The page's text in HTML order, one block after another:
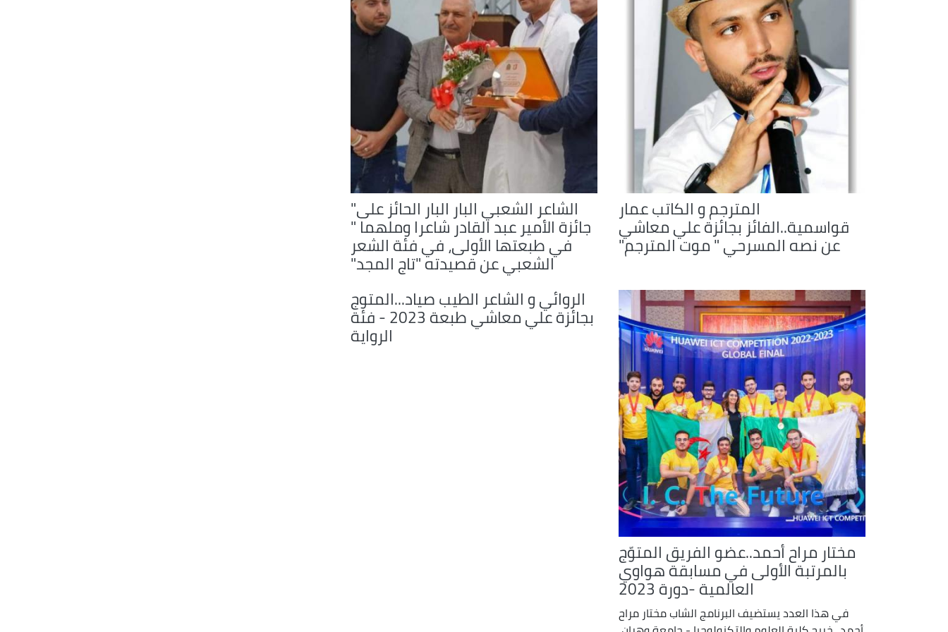
decrease
volume.
المترجم و الكاتب عمار
قواسمية..الفائز بجائزة علي معاشي
عن نصه المسرحي " موت المترجم"
الشاعر الشعبي البار البار الحائز على"
جائزة الأمير عبد القادر شاعرا وملهما "
في طبعتها الأولى، في فئة الشعر
الشعبي عن قصيدته "تاج المجد"
مختار مراح أحمد..عضو الفريق المتوّج
بالمرتبة الأولى في مسابقة هواوي
العالمية -دورة 2023
في هذا العدد يستضيف البرنامج الشاب مختار مراح
الروائي و الشاعر الطيب صياد...المتوج
بجائزة علي معاشي طبعة 2023 - فئة
الرواية